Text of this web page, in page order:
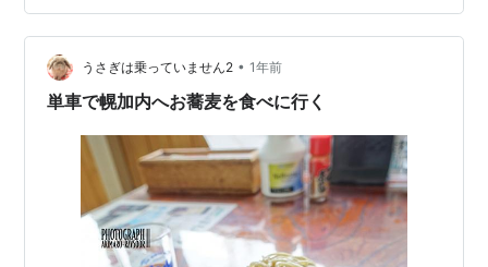
に着。 いや、確かに今日はお客さんもすごく多いーーー
なので、ツルツルっと食べて席を立ちました。 吾が退店
する時には、なんと外まで並んでいましたよー いつも美
味しいお蕎麦をありがとうございます。 また来るぜ 帰路
うさぎは乗っていません2 • 1年前
単車で幌加内へお蕎麦を食べに行く